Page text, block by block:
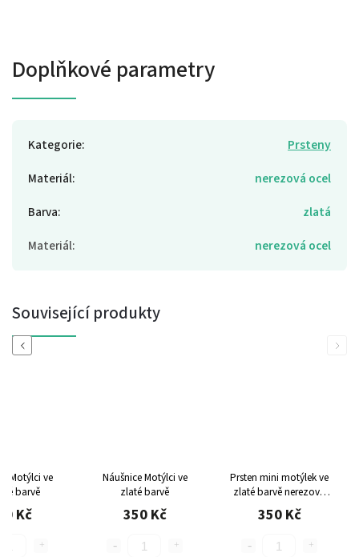
Doplňkové parametry
Kategorie:
Prsteny
Materiál:
nerezová ocel
Barva:
zlatá
Materiál: nerezová ocel
Související produkty
Previous
Motýlci ve
barvě
Kč
Náušnice Motýlci ve
zlaté barvě
350 Kč
Prsten mini motýlek ve
zlaté barvěnerezová
ocel, nastavitelná
velikost
350 Kč
Next